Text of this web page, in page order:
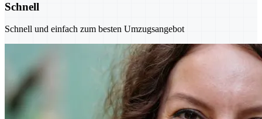
Schnell
Schnell und einfach zum besten Umzugsangebot